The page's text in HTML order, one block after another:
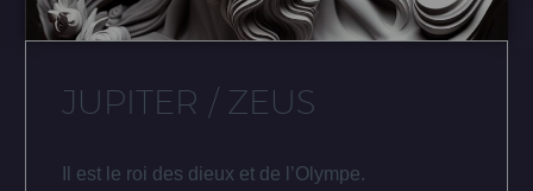
JUPITER / ZEUS
Il est le roi des dieux et de l’Olympe.